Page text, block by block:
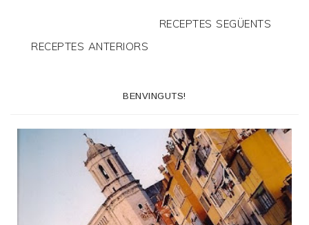
RECEPTES SEGÜENTS
RECEPTES ANTERIORS
BENVINGUTS!